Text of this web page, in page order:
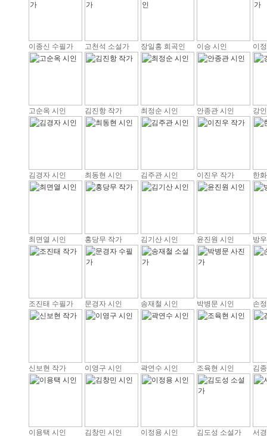
이종신 수필가 고천석 소설가 장일홍 희곡인 이승 시인 이
고순옥 시인 김진항 작가 최정순 시인 안종관 시인 강
김경자 시인 최동현 시인 김주관 시인 이진우 작가 한
최면열 시인 홍당무 작가 김기산 시인 윤진원 시인 방
조진태 수필가 문경자 시인 송재철 시인 박병문 시인 손
신보현 작가 이영구 시인 곽연수 시인 조육현 시인 김
이용택 시인 김창민 시인 이정용 시인 김도성 소설가 서